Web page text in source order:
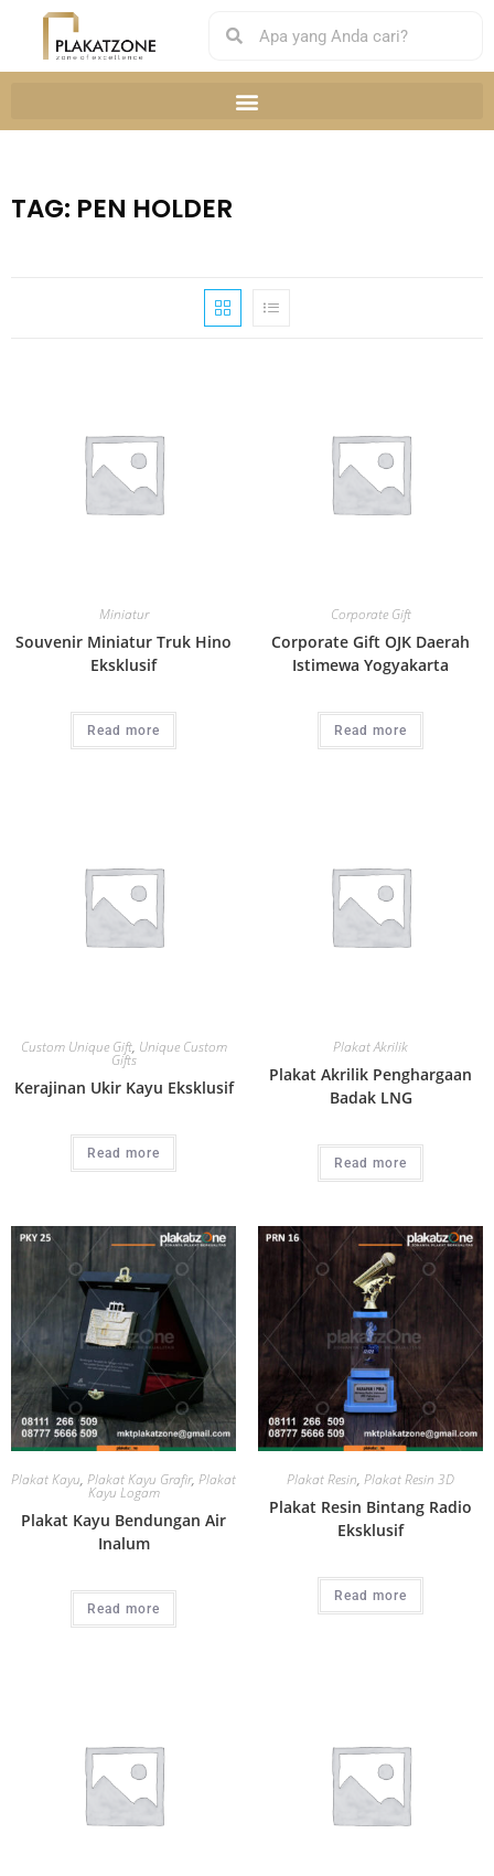
TAG: PEN HOLDER
Miniatur
Souvenir Miniatur Truk Hino
Eksklusif
Read more
Corporate Gift
Corporate Gift OJK Daerah
Istimewa Yogyakarta
Read more
Custom Unique Gift, Unique Custom
Gifts
Kerajinan Ukir Kayu Eksklusif
Read more
Plakat Akrilik
Plakat Akrilik Penghargaan
Badak LNG
Read more
Plakat Kayu, Plakat Kayu Grafir, Plakat
Kayu Logam
Plakat Kayu Bendungan Air
Inalum
Read more
Plakat Resin, Plakat Resin 3D
Plakat Resin Bintang Radio
Eksklusif
Read more